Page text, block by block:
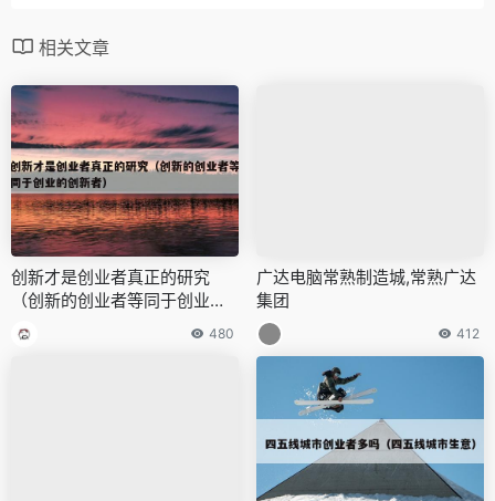
相关文章
创新才是创业者真正的研究
（创新的创业者等同于创业的
创新者）
480
广达电脑常熟制造城,常熟广达
集团
412